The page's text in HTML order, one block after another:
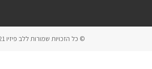
© כל הזכויות שמורות ללב פיזיו 2021